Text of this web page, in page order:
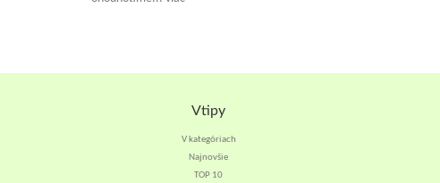
Vtipy
V kategóriach
Najnovšie
TOP 10